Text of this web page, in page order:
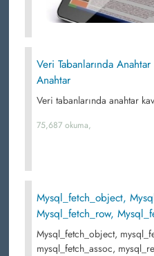
Veri Tabanlarında
Anahtar
Veri tabanlarında anahtar
75,687 okuma,
Mysql_fetch_object,
Mysql_fetch_row,
Mysql_fetch_object,
mysql_fetch_assoc,